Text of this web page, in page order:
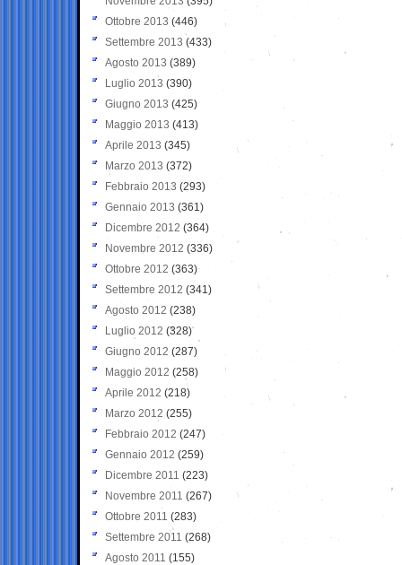
Ottobre 2013 (446)
Settembre 2013 (433)
Agosto 2013 (389)
Luglio 2013 (390)
Giugno 2013 (425)
Maggio 2013 (413)
Aprile 2013 (345)
Marzo 2013 (372)
Febbraio 2013 (293)
Gennaio 2013 (361)
Dicembre 2012 (364)
Novembre 2012 (336)
Ottobre 2012 (363)
Settembre 2012 (341)
Agosto 2012 (238)
Luglio 2012 (328)
Giugno 2012 (287)
Maggio 2012 (258)
Aprile 2012 (218)
Marzo 2012 (255)
Febbraio 2012 (247)
Gennaio 2012 (259)
Dicembre 2011 (223)
Novembre 2011 (267)
Ottobre 2011 (283)
Settembre 2011 (268)
Agosto 2011 (155)